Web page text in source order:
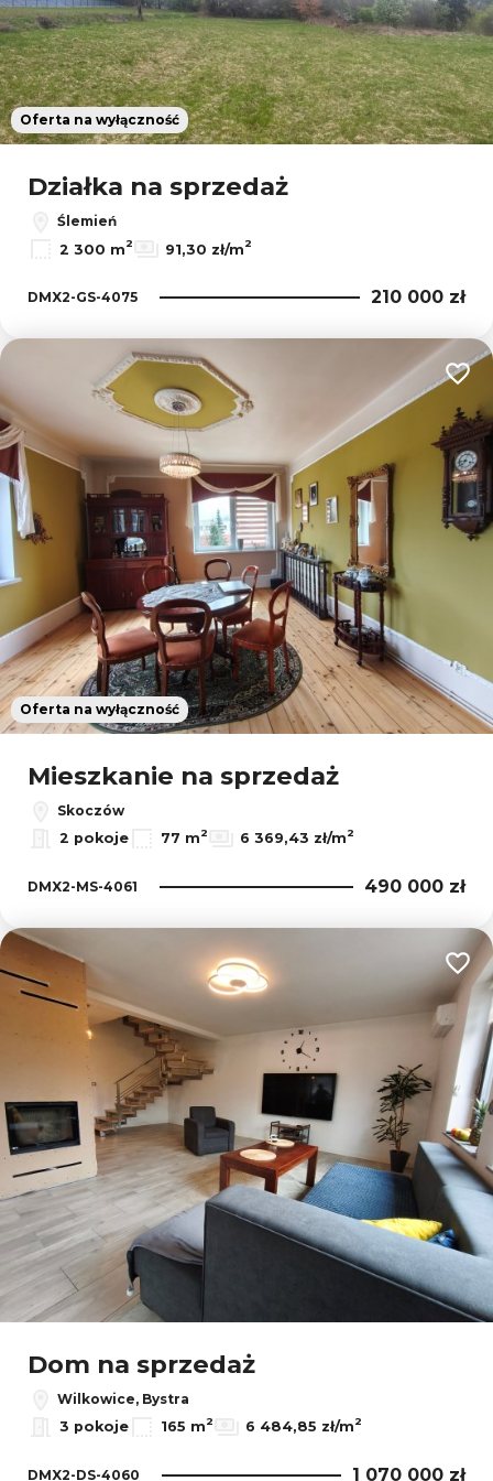
Oferta na wyłączność
Działka na sprzedaż
Ślemień
2 300 m2 91,30 zł/m2
DMX2-GS-4075 210 000 zł
Oferta na wyłączność
Mieszkanie na sprzedaż
Skoczów
2 pokoje
77 m2 6 369,43 zł/m2
DMX2-MS-4061 490 000 zł
Dom na sprzedaż
Wilkowice, Bystra
3 pokoje
165 m2 6 484,85 zł/m2
DMX2-DS-4060 1 070 000 zł